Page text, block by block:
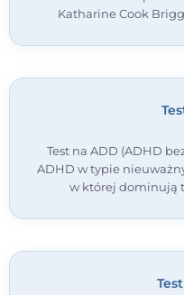
Katharine Cook
Test na ADD (ADHD
ADHD w typie
w której dominują